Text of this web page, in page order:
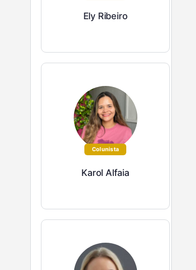
É muito difícil demitir por justa causa? Este é,
definitivamente, um tema muito sensível e difícil
Ely Ribeiro
Colunista
Karol Alfaia